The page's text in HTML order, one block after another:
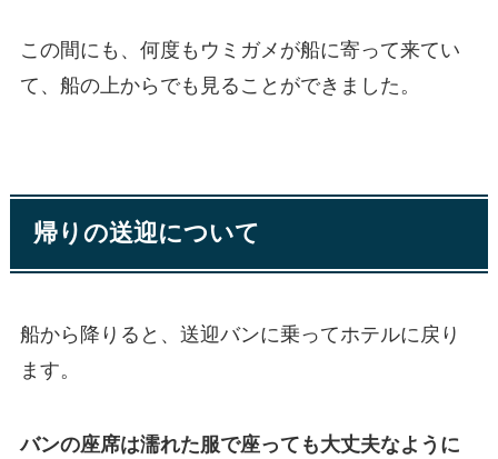
この間にも、何度もウミガメが船に寄って来てい
て、船の上からでも見ることができました。
帰りの送迎について
船から降りると、送迎バンに乗ってホテルに戻り
ます。
バンの座席は濡れた服で座っても大丈夫なように